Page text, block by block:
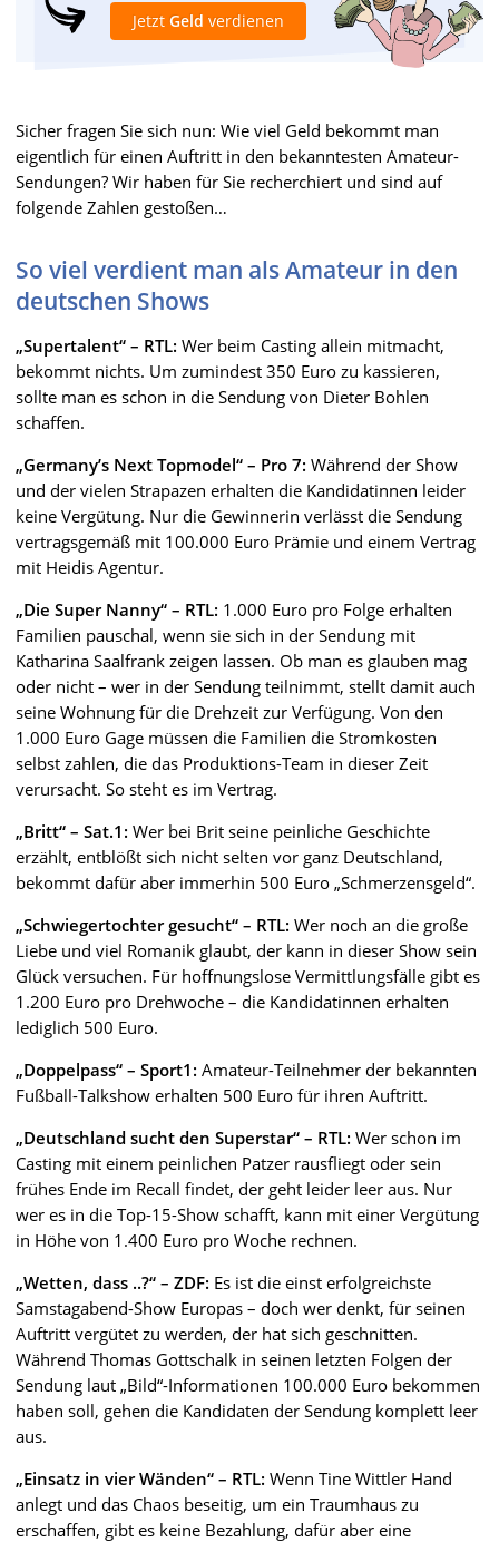
Jetzt Geld verdienen
Sicher fragen Sie sich nun: Wie viel Geld bekommt man
eigentlich für einen Auftritt in den bekanntesten Amateur-
Sendungen? Wir haben für Sie recherchiert und sind auf
folgende Zahlen gestoßen…
So viel verdient man als Amateur in den
deutschen Shows
„Supertalent“ – RTL: Wer beim Casting allein mitmacht,
bekommt nichts. Um zumindest 350 Euro zu kassieren,
sollte man es schon in die Sendung von Dieter Bohlen
schaffen.
„Germany’s Next Topmodel“ – Pro 7: Während der Show
und der vielen Strapazen erhalten die Kandidatinnen leider
keine Vergütung. Nur die Gewinnerin verlässt die Sendung
vertragsgemäß mit 100.000 Euro Prämie und einem Vertrag
mit Heidis Agentur.
„Die Super Nanny“ – RTL: 1.000 Euro pro Folge erhalten
Familien pauschal, wenn sie sich in der Sendung mit
Katharina Saalfrank zeigen lassen. Ob man es glauben mag
oder nicht – wer in der Sendung teilnimmt, stellt damit auch
seine Wohnung für die Drehzeit zur Verfügung. Von den
1.000 Euro Gage müssen die Familien die Stromkosten
selbst zahlen, die das Produktions-Team in dieser Zeit
verursacht. So steht es im Vertrag.
„Britt“ – Sat.1: Wer bei Brit seine peinliche Geschichte
erzählt, entblößt sich nicht selten vor ganz Deutschland,
bekommt dafür aber immerhin 500 Euro „Schmerzensgeld“.
„Schwiegertochter gesucht“ – RTL: Wer noch an die große
Liebe und viel Romanik glaubt, der kann in dieser Show sein
Glück versuchen. Für hoffnungslose Vermittlungsfälle gibt es
1.200 Euro pro Drehwoche – die Kandidatinnen erhalten
lediglich 500 Euro.
„Doppelpass“ – Sport1: Amateur-Teilnehmer der bekannten
Fußball-Talkshow erhalten 500 Euro für ihren Auftritt.
„Deutschland sucht den Superstar“ – RTL: Wer schon im
Casting mit einem peinlichen Patzer rausfliegt oder sein
frühes Ende im Recall findet, der geht leider leer aus. Nur
wer es in die Top-15-Show schafft, kann mit einer Vergütung
in Höhe von 1.400 Euro pro Woche rechnen.
„Wetten, dass ..?“ – ZDF: Es ist die einst erfolgreichste
Samstagabend-Show Europas – doch wer denkt, für seinen
Auftritt vergütet zu werden, der hat sich geschnitten.
Während Thomas Gottschalk in seinen letzten Folgen der
Sendung laut „Bild“-Informationen 100.000 Euro bekommen
haben soll, gehen die Kandidaten der Sendung komplett leer
aus.
„Einsatz in vier Wänden“ – RTL: Wenn Tine Wittler Hand
anlegt und das Chaos beseitig, um ein Traumhaus zu
erschaffen, gibt es keine Bezahlung, dafür aber eine